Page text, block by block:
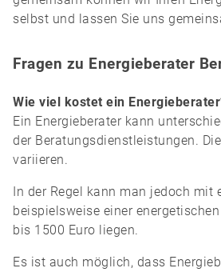
selbst und lassen Sie uns
Fragen zu Energieberater
Wie viel kostet ein
Ein Energieberater kann
der Beratungsdienstleistungen.
variieren.
In der Regel kann man jedoch mit
beispielsweise einer
bis 1500 Euro liegen.
Es ist auch möglich, dass